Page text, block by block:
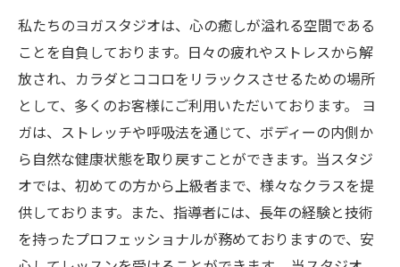
私たちのヨガスタジオは、心の癒しが溢れる空間である
ことを自負しております。日々の疲れやストレスから解
放され、カラダとココロをリラックスさせるための場所
として、多くのお客様にご利用いただいております。 ヨ
ガは、ストレッチや呼吸法を通じて、ボディーの内側か
ら自然な健康状態を取り戻すことができます。当スタジ
オでは、初めての方から上級者まで、様々なクラスを提
供しております。また、指導者には、長年の経験と技術
を持ったプロフェッショナルが務めておりますので、安